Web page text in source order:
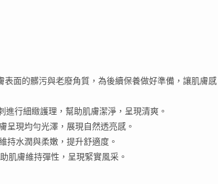
表面的髒污與老廢角質，為後續保養做好準備，讓肌膚感
進行細緻護理，幫助肌膚潔淨，呈現清爽。
呈現均勻光澤，展現自然透亮感。
持水潤與柔嫩，提升舒適度。
肌膚維持彈性，呈現緊實風采。